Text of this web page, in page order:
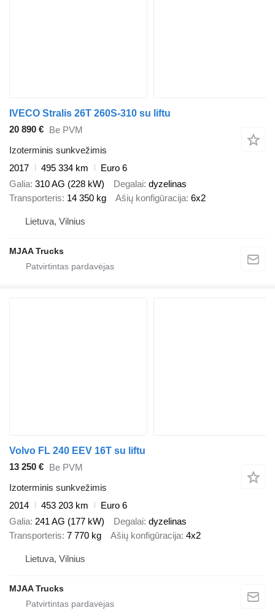
IVECO Stralis 26T 260S-310 su liftu
20 890 € Be PVM
Izoterminis sunkvežimis
2017
495 334 km
Euro 6
Galia 310 AG (228 kW) Degalai dyzelinas
Transporteris 14 350 kg Ašių konfigūracija 6x2
Lietuva, Vilnius
MJAA Trucks
Volvo FL 240 EEV 16T su liftu
13 250 € Be PVM
Izoterminis sunkvežimis
2014
453 203 km
Euro 6
Galia 241 AG (177 kW) Degalai dyzelinas
Transporteris 7 770 kg Ašių konfigūracija 4x2
Lietuva, Vilnius
MJAA Trucks